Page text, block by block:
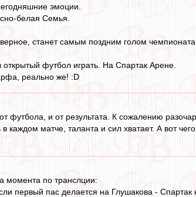
эмоции.
белая Семья.
станет самым поздним голом
футбол играть. На Спартак Арене.
реально же! :D
футбола, и от результата. К сожалению
каждом матче, таланта и сил хватает. А вот
момента по транслции:
первый пас делается на Глушакова -